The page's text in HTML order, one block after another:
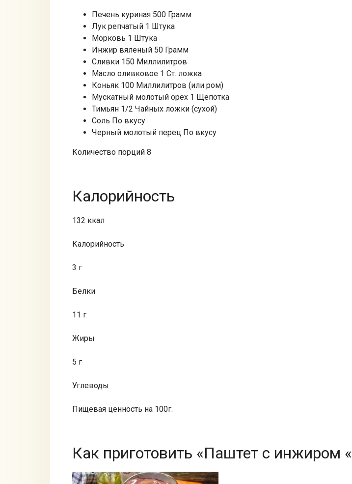
Печень куриная 500 Грамм
Лук репчатый 1 Штука
Морковь 1 Штука
Инжир вяленый 50 Грамм
Сливки 150 Миллилитров
Масло оливковое 1 Ст. ложка
Коньяк 100 Миллилитров (или ром)
Мускатный молотый орех 1 Щепотка
Тимьян 1/2 Чайных ложки (сухой)
Соль По вкусу
Черный молотый перец По вкусу
Количество порций 8
Калорийность
132 ккал
Калорийность
3 г
Белки
11 г
Жиры
5 г
Углеводы
Пищевая ценность на 100г.
Как приготовить «Паштет с инжиром «